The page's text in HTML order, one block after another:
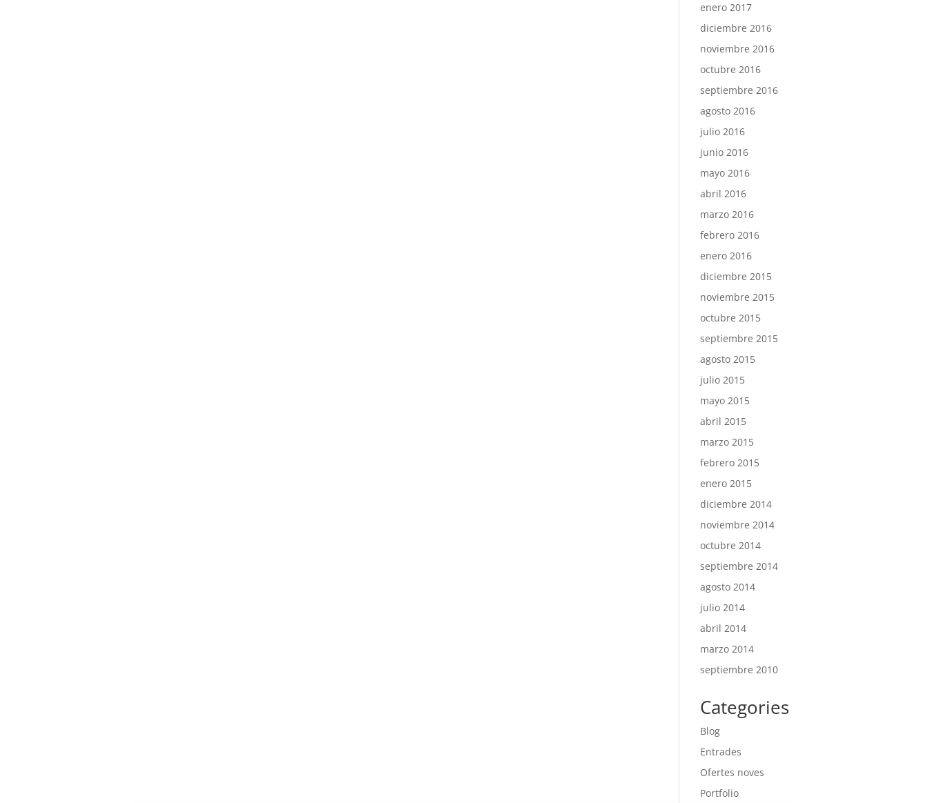
enero 2017
diciembre 2016
noviembre 2016
octubre 2016
septiembre 2016
agosto 2016
julio 2016
junio 2016
mayo 2016
abril 2016
marzo 2016
febrero 2016
enero 2016
diciembre 2015
noviembre 2015
octubre 2015
septiembre 2015
agosto 2015
julio 2015
mayo 2015
abril 2015
marzo 2015
febrero 2015
enero 2015
diciembre 2014
noviembre 2014
octubre 2014
septiembre 2014
agosto 2014
julio 2014
abril 2014
marzo 2014
septiembre 2010
Categories
Blog
Entrades
Ofertes noves
Portfolio